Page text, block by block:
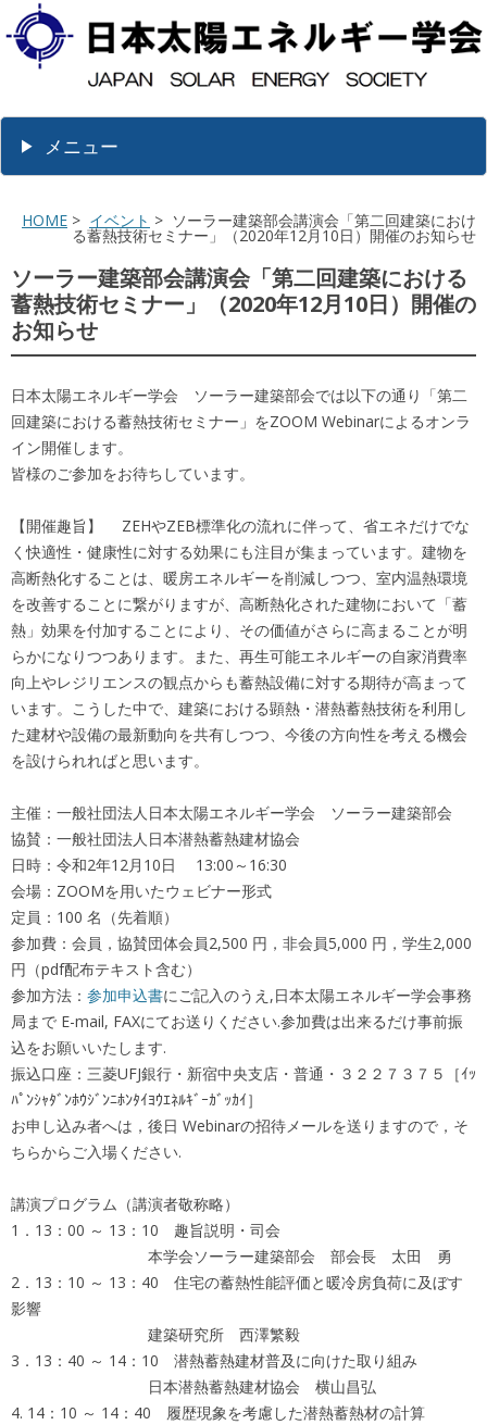
メニュー
HOME > イベント > ソーラー建築部会講演会「第二回建築におけ
る蓄熱技術セミナー」（2020年12月10日）開催のお知らせ
ソーラー建築部会講演会「第二回建築における
蓄熱技術セミナー」（2020年12月10日）開催の
お知らせ
日本太陽エネルギー学会 ソーラー建築部会では以下の通り「第二
回建築における蓄熱技術セミナー」をZOOM Webinarによるオンラ
イン開催します。
皆様のご参加をお待ちしています。
【開催趣旨】 ZEHやZEB標準化の流れに伴って、省エネだけでな
く快適性・健康性に対する効果にも注目が集まっています。建物を
高断熱化することは、暖房エネルギーを削減しつつ、室内温熱環境
を改善することに繋がりますが、高断熱化された建物において「蓄
熱」効果を付加することにより、その価値がさらに高まることが明
らかになりつつあります。また、再生可能エネルギーの自家消費率
向上やレジリエンスの観点からも蓄熱設備に対する期待が高まって
います。こうした中で、建築における顕熱・潜熱蓄熱技術を利用し
た建材や設備の最新動向を共有しつつ、今後の方向性を考える機会
を設けられればと思います。
主催：一般社団法人日本太陽エネルギー学会 ソーラー建築部会
協賛：一般社団法人日本潜熱蓄熱建材協会
日時：令和2年12月10日 13:00～16:30
会場：ZOOMを用いたウェビナー形式
定員：100 名（先着順）
参加費：会員，協賛団体会員2,500 円，非会員5,000 円，学生2,000
円（pdf配布テキスト含む）
参加方法： 参加申込書にご記入のうえ,日本太陽エネルギー学会事務
局まで E-mail, FAXにてお送りください.参加費は出来るだけ事前振
込をお願いいたします.
振込口座：三菱UFJ銀行・新宿中央支店・普通・３２２７３７５［ｲｯ
ﾊﾟﾝｼｬﾀﾞﾝﾎｳｼﾞﾝﾆﾎﾝﾀｲﾖｳｴﾈﾙｷﾞｰｶﾞｯｶｲ］
お申し込み者へは，後日 Webinarの招待メールを送りますので，そ
ちらからご入場ください.
講演プログラム（講演者敬称略）
1．13：00 ～ 13：10 趣旨説明・司会
本学会ソーラー建築部会 部会長 太田 勇
2．13：10 ～ 13：40 住宅の蓄熱性能評価と暖冷房負荷に及ぼす
影響
建築研究所 西澤繁毅
3．13：40 ～ 14：10 潜熱蓄熱建材普及に向けた取り組み
日本潜熱蓄熱建材協会 横山昌弘
4. 14：10 ～ 14：40 履歴現象を考慮した潜熱蓄熱材の計算